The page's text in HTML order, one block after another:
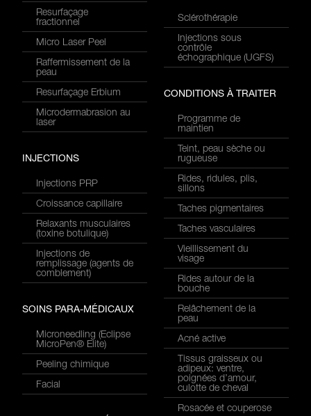
Resurfaçage
fractionnel
Micro Laser Peel
Raffermissement de la
peau
Resurfaçage Erbium
Microdermabrasion au
laser
INJECTIONS
Injections PRP
Croissance capillaire
Relaxants musculaires
(toxine botulique)
Injections de
remplissage (agents de
comblement)
SOINS PARA-MÉDICAUX
Microneedling (Eclipse
MicroPen® Elite)
Peeling chimique
Facial
Sclérothérapie
Injections sous
contrôle
échographique (UGFS)
CONDITIONS À TRAITER
Programme de
maintien
Teint, peau sèche ou
rugueuse
Rides, ridules, plis,
sillons
Taches pigmentaires
Taches vasculaires
Vieillissement du
visage
Rides autour de la
bouche
Relâchement de la
peau
Acné active
Tissus graisseux ou
adipeux: ventre,
poignées d’amour,
culotte de cheval
Rosacée et couperose